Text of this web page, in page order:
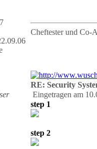
Cheftester und Co-
RE: Security
Eingetragen am
step 1
step 2